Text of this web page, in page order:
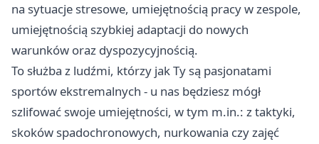
na sytuacje stresowe, umiejętnością pracy w zespole,
umiejętnością szybkiej adaptacji do nowych
warunków oraz dyspozycyjnością.
To służba z ludźmi, którzy jak Ty są pasjonatami
sportów ekstremalnych - u nas będziesz mógł
szlifować swoje umiejętności, w tym m.in.: z taktyki,
skoków spadochronowych, nurkowania czy zajęć